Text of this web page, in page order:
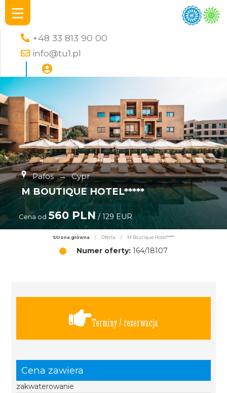
+48 33 813 90 00
info@tu1.pl
Pafos → Cypr
M BOUTIQUE HOTEL*****
Cena od 560 PLN / 129 EUR
Strona główna / Oferta / M Boutique Hotel*****
Numer oferty: 164/18107
Terminy / rezerwacja
Cena zawiera
zakwaterowanie